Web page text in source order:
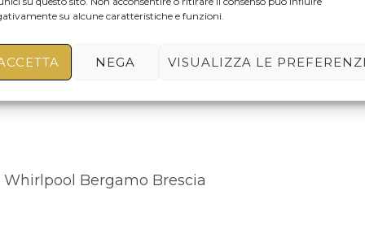
su alcune caratteristiche e funzioni.
NEGA VISUALIZZA LE
la memorizzazione e la gestione dei tuoi dati da